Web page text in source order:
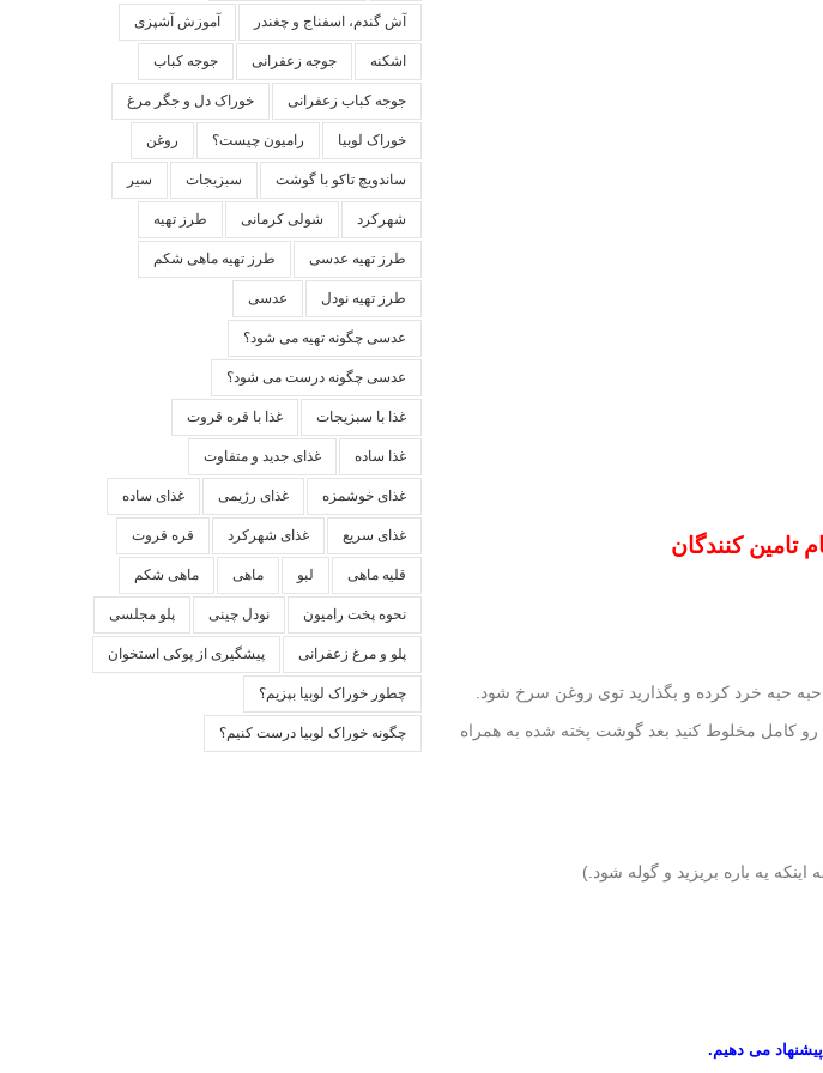
تامین کنندگان
حبه خرد کرده و بگذارید توی روغن سرخ شود.
رو کامل مخلوط کنید بعد گوشت پخته شده به همراه
یه باره بریزید و گوله شود.)
می دهیم.
آش گندم، اسفناج و چغندر آموزش آشپزی
اشکنه جوجه زعفرانی جوجه کباب
جوجه کباب زعفرانی خوراک دل و جگر مرغ
خوراک لوبیا رامیون چیست؟ روغن
ساندویچ تاکو با گوشت سبزیجات سیر
شهرکرد شولی کرمانی طرز تهیه
طرز تهیه عدسی طرز تهیه ماهی شکم
طرز تهیه نودل عدسی
عدسی چگونه تهیه می شود؟
عدسی چگونه درست می شود؟
غذا با سبزیجات غذا با قره قروت
غذا ساده غذای جدید و متفاوت
غذای خوشمزه غذای رژیمی غذای ساده
غذای سریع غذای شهرکرد قره قروت
قلیه ماهی لبو ماهی ماهی شکم
نحوه پخت رامیون نودل چینی پلو مجلسی
پلو و مرغ زعفرانی پیشگیری از پوکی استخوان
چطور خوراک لوبیا بپزیم؟
چگونه خوراک لوبیا درست کنیم؟